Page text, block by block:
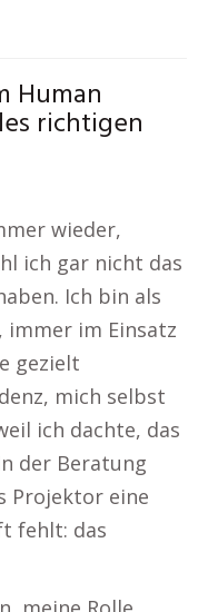
Human
richtigen
wieder,
ich gar nicht das
Ich bin als
im Einsatz
gezielt
mich selbst
ich dachte, das
der Beratung
Projektor eine
fehlt: das